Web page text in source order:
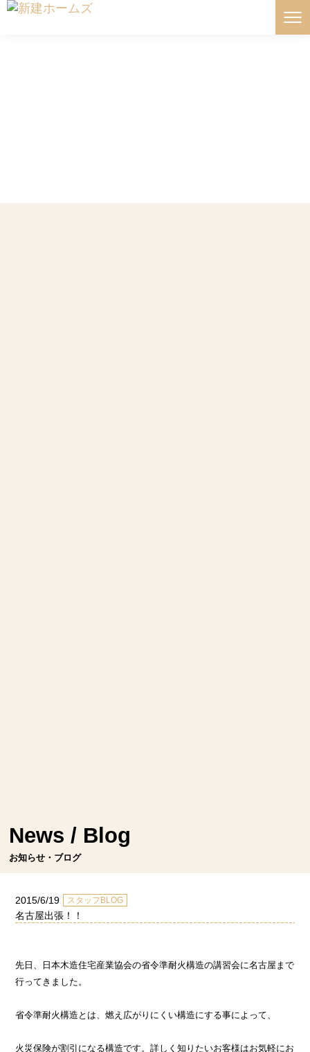
News / Blog
お知らせ・ブログ
2015/6/19 スタッフBLOG
名古屋出張！！
先日、日本木造住宅産業協会の省令準耐火構造の講習会に名古屋まで
行ってきました。
省令準耐火構造とは、燃え広がりにくい構造にする事によって、
火災保険が割引になる構造です。詳しく知りたいお客様はお気軽にお